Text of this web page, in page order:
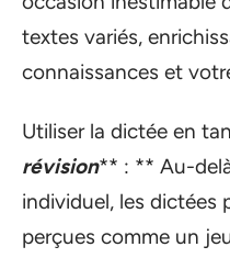
textes variés,
connaissances et
Utiliser la dictée en
révision** : ** Au-
individuel, les dictées
perçues comme un